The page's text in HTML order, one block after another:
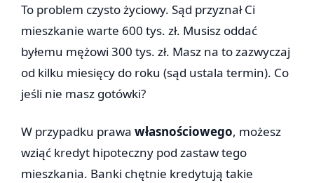
To problem czysto życiowy. Sąd przyznał Ci
mieszkanie warte 600 tys. zł. Musisz oddać
byłemu mężowi 300 tys. zł. Masz na to zazwyczaj
od kilku miesięcy do roku (sąd ustala termin). Co
jeśli nie masz gotówki?
W przypadku prawa własnościowego, możesz
wziąć kredyt hipoteczny pod zastaw tego
mieszkania. Banki chętnie kredytują takie